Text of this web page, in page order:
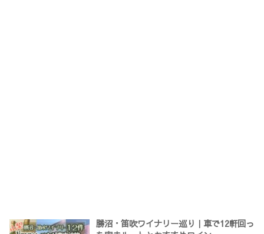
勝沼・笛吹ワイナリー巡り｜車で12軒回っ